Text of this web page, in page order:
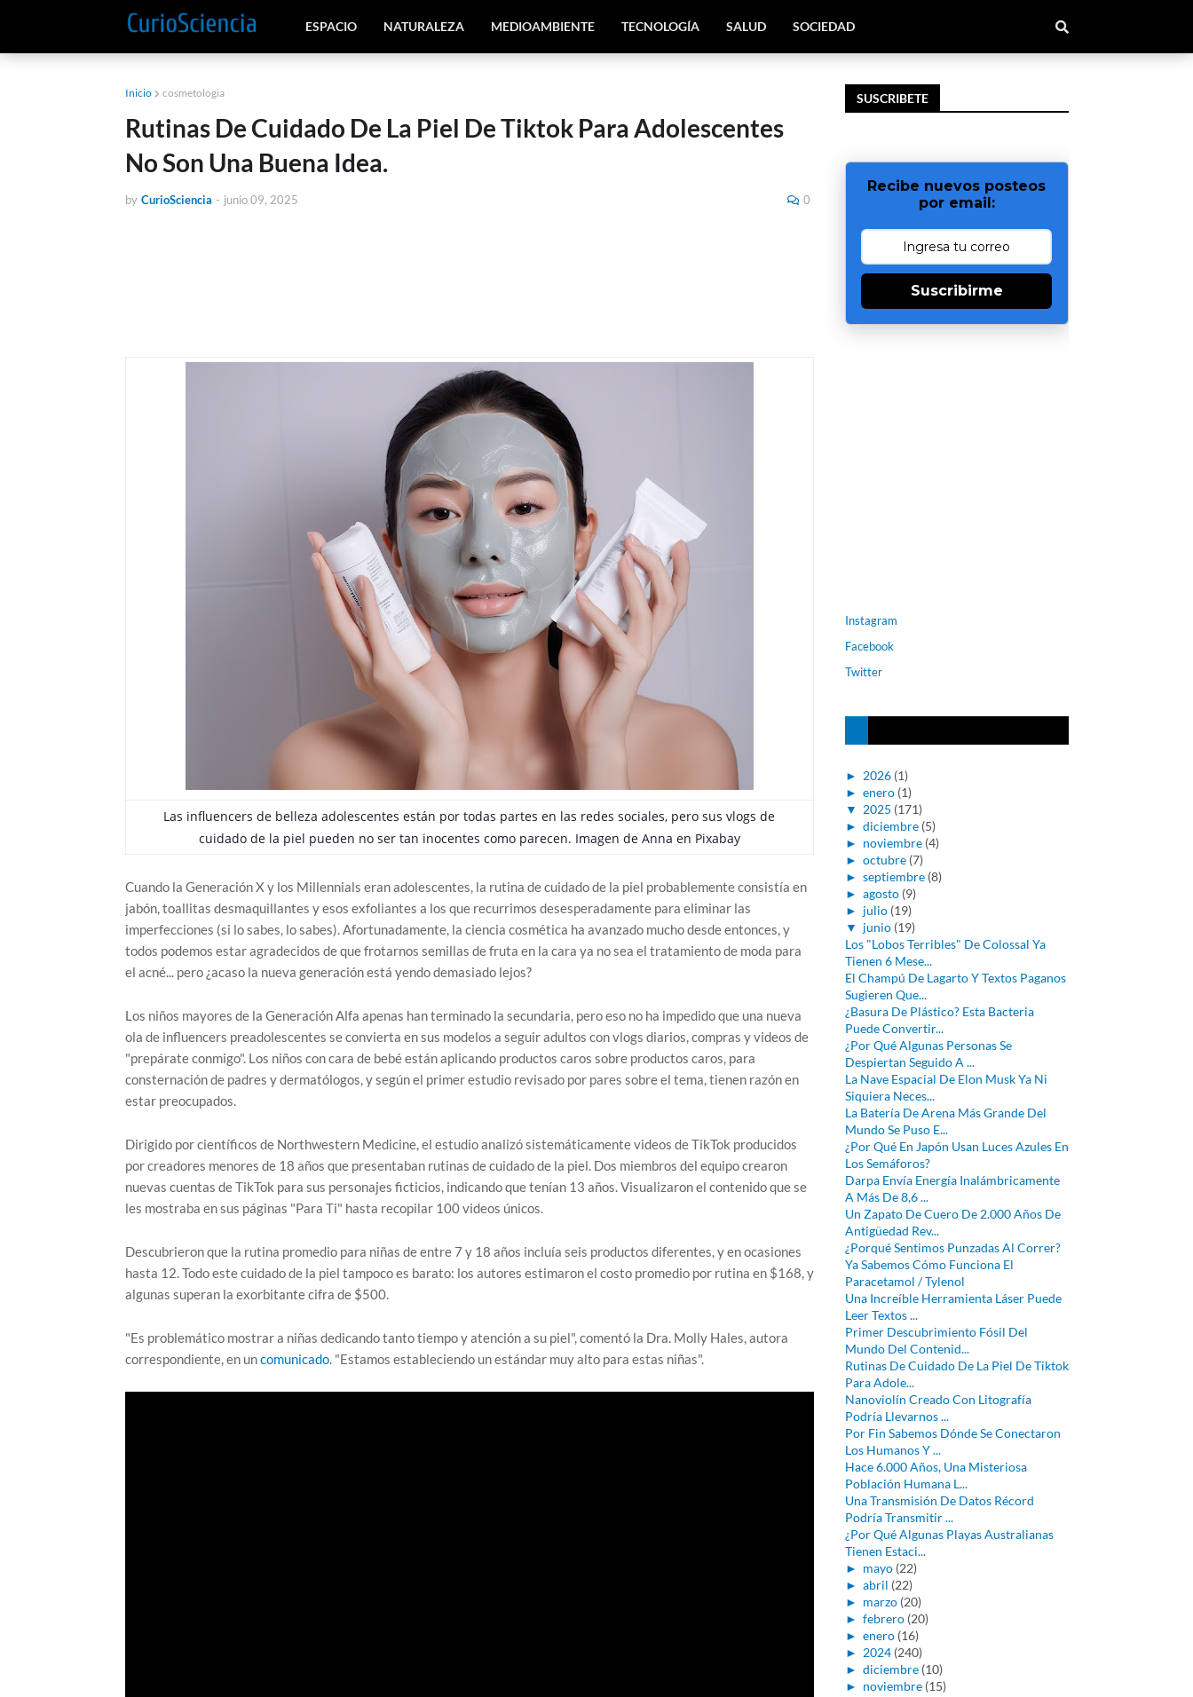
ESPACIO NATURALEZA MEDIOAMBIENTE TECNOLOGÍA SALUD SOCIEDAD
Inicio cosmetologia
Rutinas De Cuidado De La Piel De Tiktok Para Adolescentes
No Son Una Buena Idea.
by CurioSciencia - junio 09, 2025 0
Las influencers de belleza adolescentes están por todas partes en las redes sociales, pero sus vlogs de
cuidado de la piel pueden no ser tan inocentes como parecen. Imagen de Anna en Pixabay
Cuando la Generación X y los Millennials eran adolescentes, la rutina de cuidado de la piel probablemente consistía en
jabón, toallitas desmaquillantes y esos exfoliantes a los que recurrimos desesperadamente para eliminar las
imperfecciones (si lo sabes, lo sabes). Afortunadamente, la ciencia cosmética ha avanzado mucho desde entonces, y
todos podemos estar agradecidos de que frotarnos semillas de fruta en la cara ya no sea el tratamiento de moda para
el acné... pero ¿acaso la nueva generación está yendo demasiado lejos?
Los niños mayores de la Generación Alfa apenas han terminado la secundaria, pero eso no ha impedido que una nueva
ola de influencers preadolescentes se convierta en sus modelos a seguir adultos con vlogs diarios, compras y videos de
"prepárate conmigo". Los niños con cara de bebé están aplicando productos caros sobre productos caros, para
consternación de padres y dermatólogos, y según el primer estudio revisado por pares sobre el tema, tienen razón en
estar preocupados.
Dirigido por científicos de Northwestern Medicine, el estudio analizó sistemáticamente videos de TikTok producidos
por creadores menores de 18 años que presentaban rutinas de cuidado de la piel. Dos miembros del equipo crearon
nuevas cuentas de TikTok para sus personajes ficticios, indicando que tenían 13 años. Visualizaron el contenido que se
les mostraba en sus páginas "Para Ti" hasta recopilar 100 videos únicos.
Descubrieron que la rutina promedio para niñas de entre 7 y 18 años incluía seis productos diferentes, y en ocasiones
hasta 12. Todo este cuidado de la piel tampoco es barato: los autores estimaron el costo promedio por rutina en $168, y
algunas superan la exorbitante cifra de $500.
"Es problemático mostrar a niñas dedicando tanto tiempo y atención a su piel", comentó la Dra. Molly Hales, autora
correspondiente, en uncomunicado. "Estamos estableciendo un estándar muy alto para estas niñas".
SUSCRIBETE
Recibe nuevos posteos
por email:
Suscribirme
Instagram
Facebook
Twitter
► 2026 (1)
► enero (1)
▼ 2025 (171)
► diciembre (5)
► noviembre (4)
► octubre (7)
► septiembre (8)
► agosto (9)
► julio (19)
▼ junio (19)
Los "Lobos Terribles" De Colossal Ya
Tienen 6 Mese...
El Champú De Lagarto Y Textos Paganos
Sugieren Que...
¿Basura De Plástico? Esta Bacteria
Puede Convertir...
¿Por Qué Algunas Personas Se
Despiertan Seguido A ...
La Nave Espacial De Elon Musk Ya Ni
Siquiera Neces...
La Batería De Arena Más Grande Del
Mundo Se Puso E...
¿Por Qué En Japón Usan Luces Azules En
Los Semáforos?
Darpa Envía Energía Inalámbricamente
A Más De 8,6 ...
Un Zapato De Cuero De 2.000 Años De
Antigüedad Rev...
¿Porqué Sentimos Punzadas Al Correr?
Ya Sabemos Cómo Funciona El
Paracetamol / Tylenol
Una Increíble Herramienta Láser Puede
Leer Textos ...
Primer Descubrimiento Fósil Del
Mundo Del Contenid...
Rutinas De Cuidado De La Piel De Tiktok
Para Adole...
Nanoviolín Creado Con Litografía
Podría Llevarnos ...
Por Fin Sabemos Dónde Se Conectaron
Los Humanos Y ...
Hace 6.000 Años, Una Misteriosa
Población Humana L...
Una Transmisión De Datos Récord
Podría Transmitir ...
¿Por Qué Algunas Playas Australianas
Tienen Estaci...
► mayo (22)
► abril (22)
► marzo (20)
► febrero (20)
► enero (16)
► 2024 (240)
► diciembre (10)
► noviembre (15)